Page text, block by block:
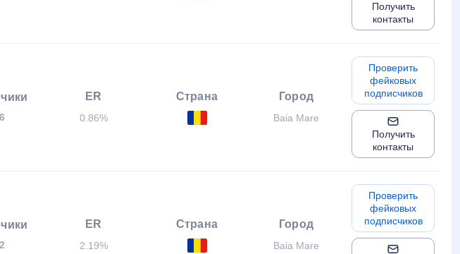
Получить
контакты
ER
0.86%
Страна Город
Baia Mare
Проверить
фейковых
подписчиков
Получить
контакты
ER
2.19%
Страна Город
Baia Mare
Проверить
фейковых
подписчиков